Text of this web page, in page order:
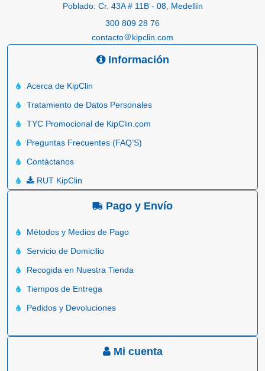
Poblado: Cr. 43A # 11B - 08, Medellín
300 809 28 76
contacto
kipclin.com
Información
Acerca de KipClin
Tratamiento de Datos Personales
TYC Promocional de KipClin.com
Preguntas Frecuentes (FAQ’S)
Contáctanos
RUT KipClin
Pago y Envío
Métodos y Medios de Pago
Servicio de Domicilio
Recogida en Nuestra Tienda
Tiempos de Entrega
Pedidos y Devoluciones
Mi cuenta